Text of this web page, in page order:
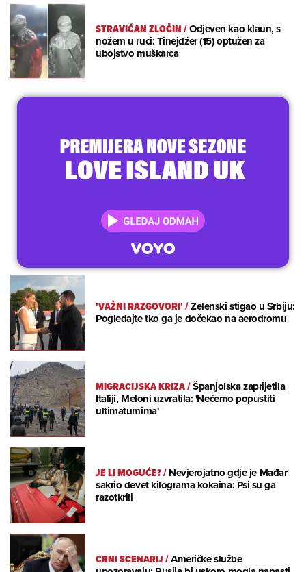
STRAVIČAN ZLOČIN/Odjeven kao klaun, s
nožem u ruci: Tinejdžer (15) optužen za
ubojstvo muškarca
'VAŽNI RAZGOVORI'/Zelenski stigao u Srbiju:
Pogledajte tko ga je dočekao na aerodromu
MIGRACIJSKA KRIZA/Španjolska zaprijetila
Italiji, Meloni uzvratila: 'Nećemo popustiti
ultimatumima'
JE LI MOGUĆE?/Nevjerojatno gdje je Mađar
sakrio devet kilograma kokaina: Psi su ga
razotkrili
CRNI SCENARIJ/Američke službe